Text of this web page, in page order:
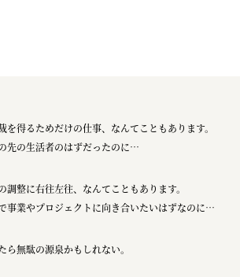
を得るためだけの仕事、なんてこともあります。
先の生活者のはずだったのに…
調整に右往左往、なんてこともあります。
事業やプロジェクトに向き合いたいはずなのに…
無駄の源泉かもしれない。